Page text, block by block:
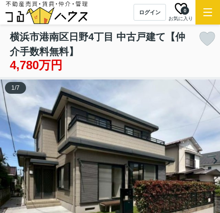
ログイン
お気に入り
0
横浜市港南区日野4丁目 中古戸建て【仲
介手数料無料】
4,780万円
1/7